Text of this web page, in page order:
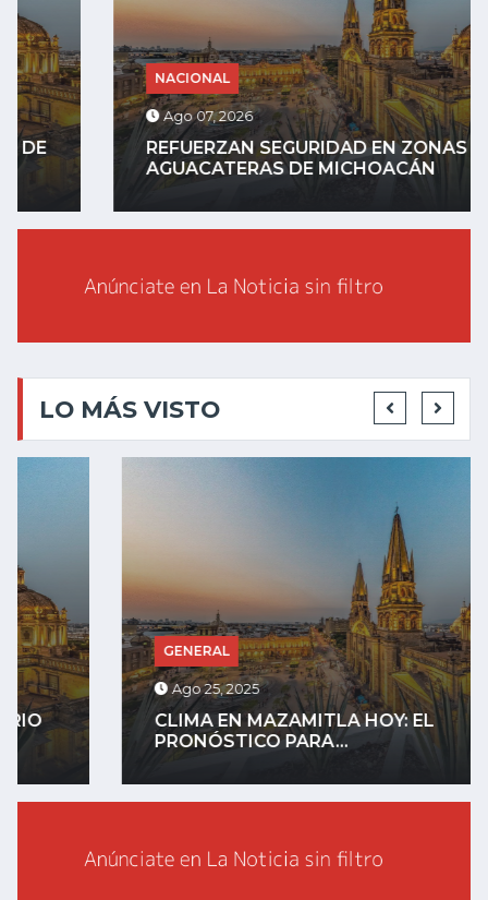
NACIONAL
Ago 07, 2026
REFUERZAN SEGURIDAD EN ZONAS
AGUACATERAS DE MICHOACÁN
LO MÁS VISTO
GENERAL
Ago 25, 2025
CLIMA EN MAZAMITLA HOY: EL
PRONÓSTICO PARA...